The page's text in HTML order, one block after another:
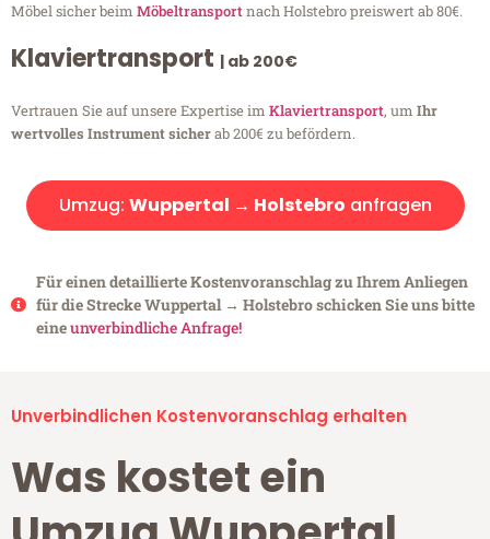
Möbel sicher beim Möbeltransportnach Holstebro preiswert ab 80€.
Klaviertransport | ab 200€
Vertrauen Sie auf unsere Expertise im Klaviertransport, um Ihr
wertvolles Instrument sicherab 200€ zu befördern.
Umzug: Wuppertal → Holstebro anfragen
Für einen detaillierte Kostenvoranschlag zu Ihrem Anliegen
für die Strecke Wuppertal → Holstebro schicken Sie uns bitte
eineunverbindliche Anfrage!
Unverbindlichen Kostenvoranschlag erhalten
Was kostet ein